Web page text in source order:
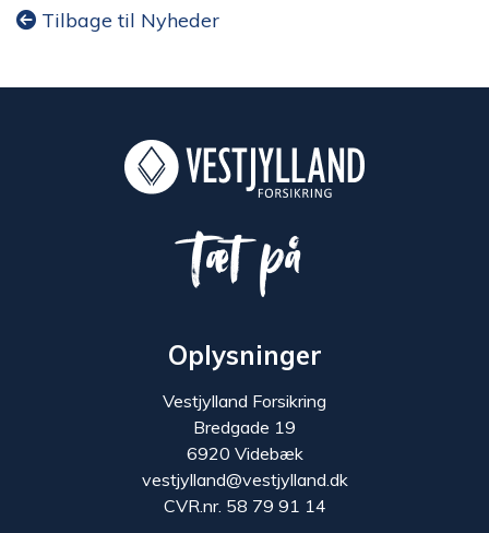
Tilbage til Nyheder
Tæt på
Oplysninger
Vestjylland Forsikring
Bredgade 19
6920 Videbæk
vestjylland@vestjylland.dk
CVR.nr. 58 79 91 14